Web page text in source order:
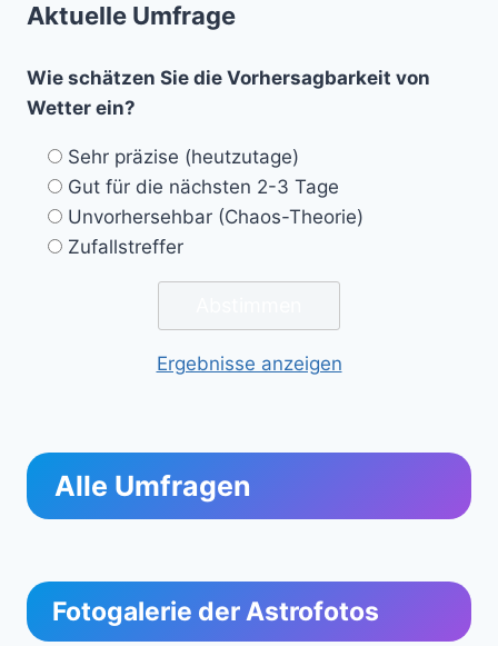
Aktuelle Umfrage
Wie schätzen Sie die Vorhersagbarkeit von
Wetter ein?
Sehr präzise (heutzutage)
Gut für die nächsten 2-3 Tage
Unvorhersehbar (Chaos-Theorie)
Zufallstreffer
Ergebnisse anzeigen
Alle Umfragen
Fotogalerie der Astrofotos